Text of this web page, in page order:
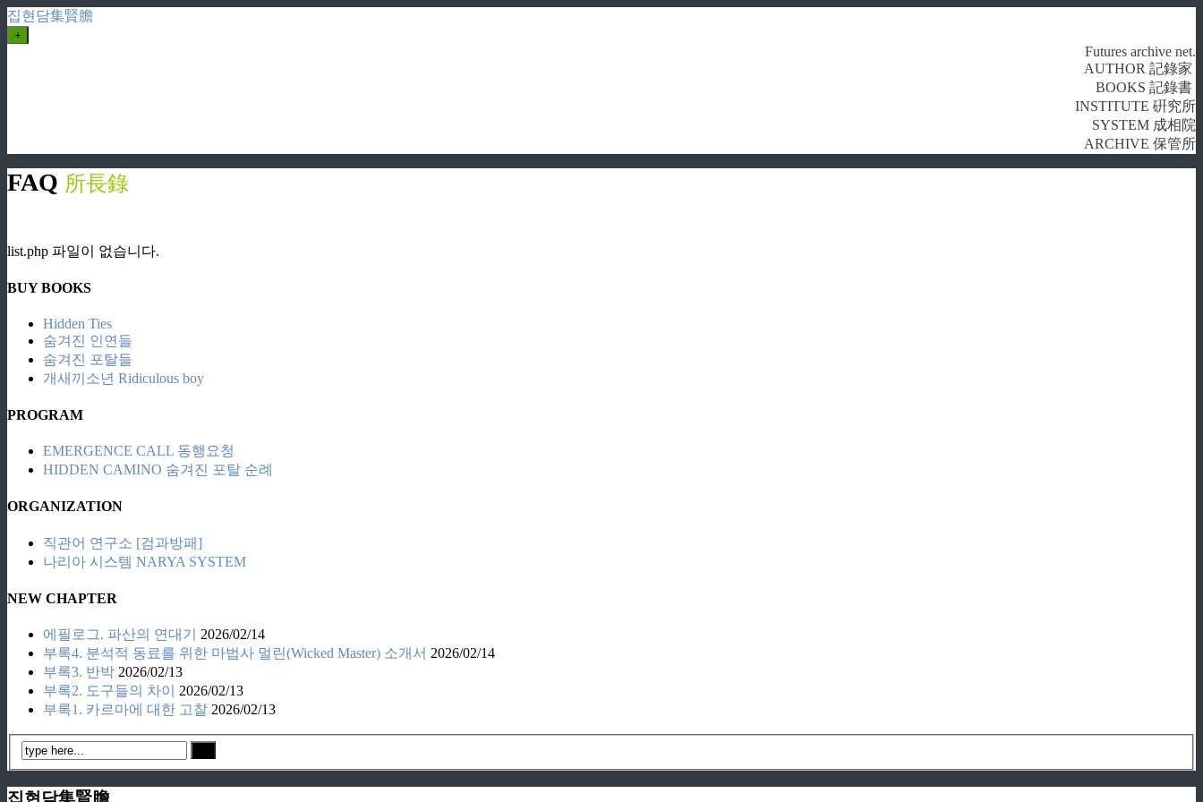
집현담集賢膽
+
Futures archive net.
AUTHOR 記錄家
BOOKS 記錄書
INSTITUTE 硏究所
SYSTEM 成相院
ARCHIVE 保管所
FAQ 所長錄
list.php 파일이 없습니다.
BUY BOOKS
Hidden Ties
숨겨진 인연들
숨겨진 포탈들
개새끼소년 Ridiculous boy
PROGRAM
EMERGENCE CALL 동행요청
HIDDEN CAMINO 숨겨진 포탈 순례
ORGANIZATION
직관어 연구소 [검과방패]
나리아 시스템 NARYA SYSTEM
NEW CHAPTER
에필로그. 파산의 연대기
2026/02/14
부록4. 분석적 동료를 위한 마법사 멀린(Wicked Master) 소개서 2026/02/14
부록3. 반박 2026/02/13
부록2. 도구들의 차이
2026/02/13
부록1. 카르마에 대한 고찰 2026/02/13